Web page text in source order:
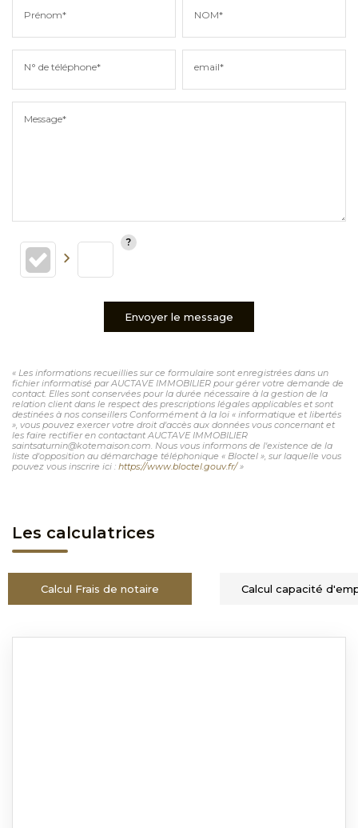
Prénom* NOM*
N° de téléphone* email*
Message*
Envoyer le message
« Les informations recueillies sur ce formulaire sont enregistrées dans un
fichier informatisé par AUCTAVE IMMOBILIER pour gérer votre demande de
contact. Elles sont conservées pour la durée nécessaire à la gestion de la
relation client dans le respect des prescriptions légales applicables et sont
destinées à nos conseillers Conformément à la loi « informatique et libertés
», vous pouvez exercer votre droit d'accès aux données vous concernant et
les faire rectifier en contactant AUCTAVE IMMOBILIER
saintsaturnin@kotemaison.com. Nous vous informons de l'existence de la
liste d'opposition au démarchage téléphonique « Bloctel », sur laquelle vous
pouvez vous inscrire ici : https://www.bloctel.gouv.fr/»
Les calculatrices
Calcul Frais de notaire Calcul capacité